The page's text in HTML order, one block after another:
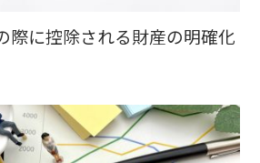
際に控除される財産の明確化